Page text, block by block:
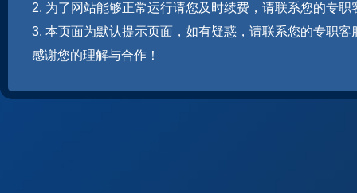
2. 为了网站能够正常运行请您及时续费，请联系您的专职
3. 本页面为默认提示页面，如有疑惑，请联系您的专职客
感谢您的理解与合作！